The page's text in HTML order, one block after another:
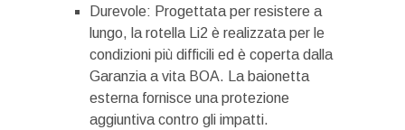
Durevole: Progettata per resistere a
lungo, la rotella Li2 è realizzata per le
condizioni più difficili ed è coperta dalla
Garanzia a vita BOA. La baionetta
esterna fornisce una protezione
aggiuntiva contro gli impatti.